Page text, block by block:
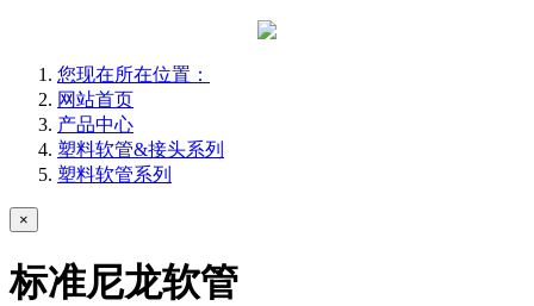
您现在所在位置：
网站首页
产品中心
塑料软管&接头系列
塑料软管系列
×
标准尼龙软管